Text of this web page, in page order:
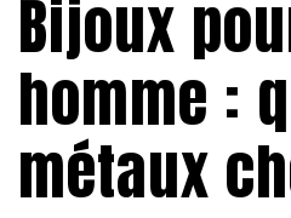
Bijoux
homme :
métaux